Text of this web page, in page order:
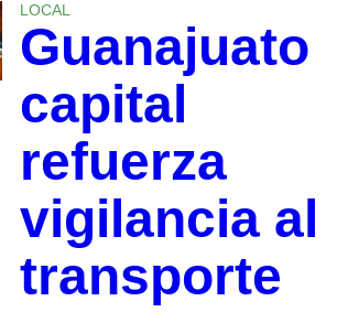
LOCAL
Guanajuato
capital
refuerza
vigilancia al
transporte